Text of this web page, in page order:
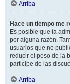
Arriba
Hace un tiempo me
Es posible que la
por alguna razón.
usuarios que no
reducir el peso de la
participe de las
Arriba